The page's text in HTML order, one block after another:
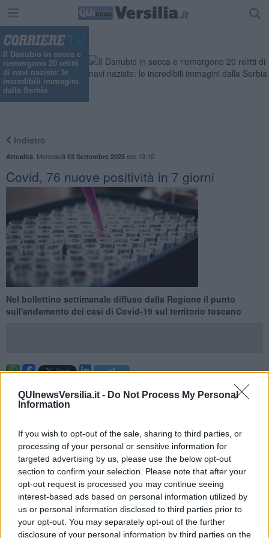
QUInewsVersilia.it - Do Not Process My Personal
Information
If you wish to opt-out of the sale, sharing to third parties, or
processing of your personal or sensitive information for
targeted advertising by us, please use the below opt-out
section to confirm your selection. Please note that after your
opt-out request is processed you may continue seeing
interest-based ads based on personal information utilized by
us or personal information disclosed to third parties prior to
your opt-out. You may separately opt-out of the further
disclosure of your personal information by third parties on the
Il Danubio in secca e
riemergono 20 relitti
di navi naziste: le
incredibili immagini
dalla Serbia
Indietro
Attualità Mercoledì 03 Settembre 2025ore 13:10
Covid, 76 nuove positività in 7 giorni
Nel bollettino settimanale diffuso dalla Regione il punto
sull'andamento dei casi di Covid-19 sul territorio toscano
Negli ultimi 7 giorni in Toscana sono stati rilevati76
nuovi casi di Covid-19. E' quanto emerge dal bollettino
settimanale diffuso dalla Regione, che fa anche il punto sui ricoveri.
Attualmente sono 42 le persone ricoverate (23 in più rispetto alla
settimana precedente, più 121,1%), di cui 2 (stabili) si trovano in
terapia intensiva. In 239 sono in isolamento a casa, perché
presentano sintomi lievi che non richiedono cure ospedaliere o
risultano prive di sintomi (21 in più rispetto alla settimana
precedente, più 9,6%).